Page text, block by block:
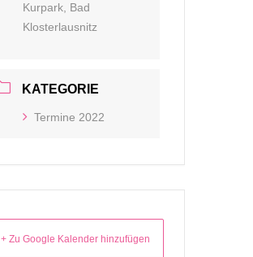
Kurpark, Bad
Klosterlausnitz
KATEGORIE
Termine 2022
+ Zu Google Kalender hinzufügen